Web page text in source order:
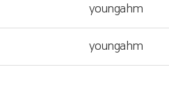
youngahm
youngahm